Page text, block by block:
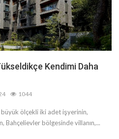
Kendimi Daha
1044
ölçekli iki adet işyerinin,
Bahçelievler bölgesinde villanın,...